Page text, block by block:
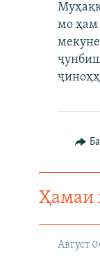
мо ҳам
Ҳамаи
Август